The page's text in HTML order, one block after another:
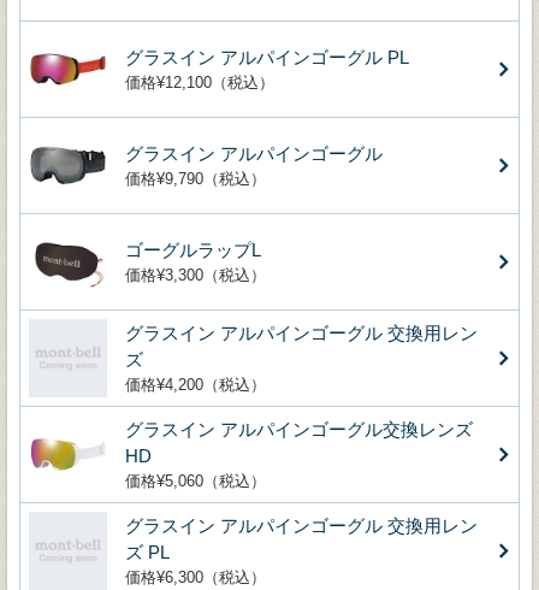
グラスイン アルパインゴーグル PL
価格¥12,100（税込）
グラスイン アルパインゴーグル
価格¥9,790（税込）
ゴーグルラップL
価格¥3,300（税込）
グラスイン アルパインゴーグル 交換用レン
ズ
価格¥4,200（税込）
グラスイン アルパインゴーグル交換レンズ
HD
価格¥5,060（税込）
グラスイン アルパインゴーグル 交換用レン
ズ PL
価格¥6,300（税込）